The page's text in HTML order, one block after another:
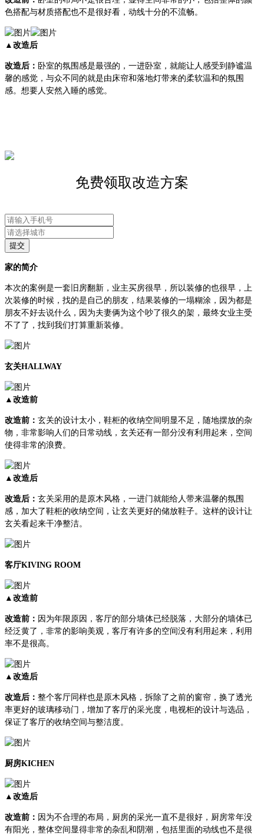
色搭配与材质搭配也不是很好看，动线十分的不流畅。
▲改造后
改造后： 卧室的氛围感是最强的，一进卧室，就能让人感受到静谧温
馨的感觉，与众不同的就是由床帘和落地灯带来的柔软温和的氛围
感。想要人安然入睡的感觉。
免费领取改造方案
提交
家的简介
本次的案例是一套旧房翻新，业主买房很早，所以装修的也很早，上
次装修的时候，找的是自己的朋友，结果装修的一塌糊涂，因为都是
朋友不好去说什么，因为夫妻俩为这个吵了很久的架，最终女业主受
不了了，找到我们打算重新装修。
玄关HALLWAY
▲改造前
改造前： 玄关的设计太小，鞋柜的收纳空间明显不足，随地摆放的杂
物，非常影响人们的日常动线，玄关还有一部分没有利用起来，空间
使得非常的浪费。
▲改造后
改造后： 玄关采用的是原木风格，一进门就能给人带来温馨的氛围
感，加大了鞋柜的收纳空间，让玄关更好的储放鞋子。这样的设计让
玄关看起来干净整洁。
客厅KIVING ROOM
▲改造前
改造前： 因为年限原因，客厅的部分墙体已经脱落，大部分的墙体已
经泛黄了，非常的影响美观，客厅有许多的空间没有利用起来，利用
率不是很高。
▲改造后
改造后： 整个客厅同样也是原木风格，拆除了之前的窗帘，换了透光
率更好的玻璃移动门，增加了客厅的采光度，电视柜的设计与选品，
保证了客厅的收纳空间与整洁度。
厨房KICHEN
▲改造后
改造前： 因为不合理的布局，厨房的采光一直不是很好，厨房常年没
有阳光，整体空间显得非常的杂乱和阴潮，包括里面的动线也不是很